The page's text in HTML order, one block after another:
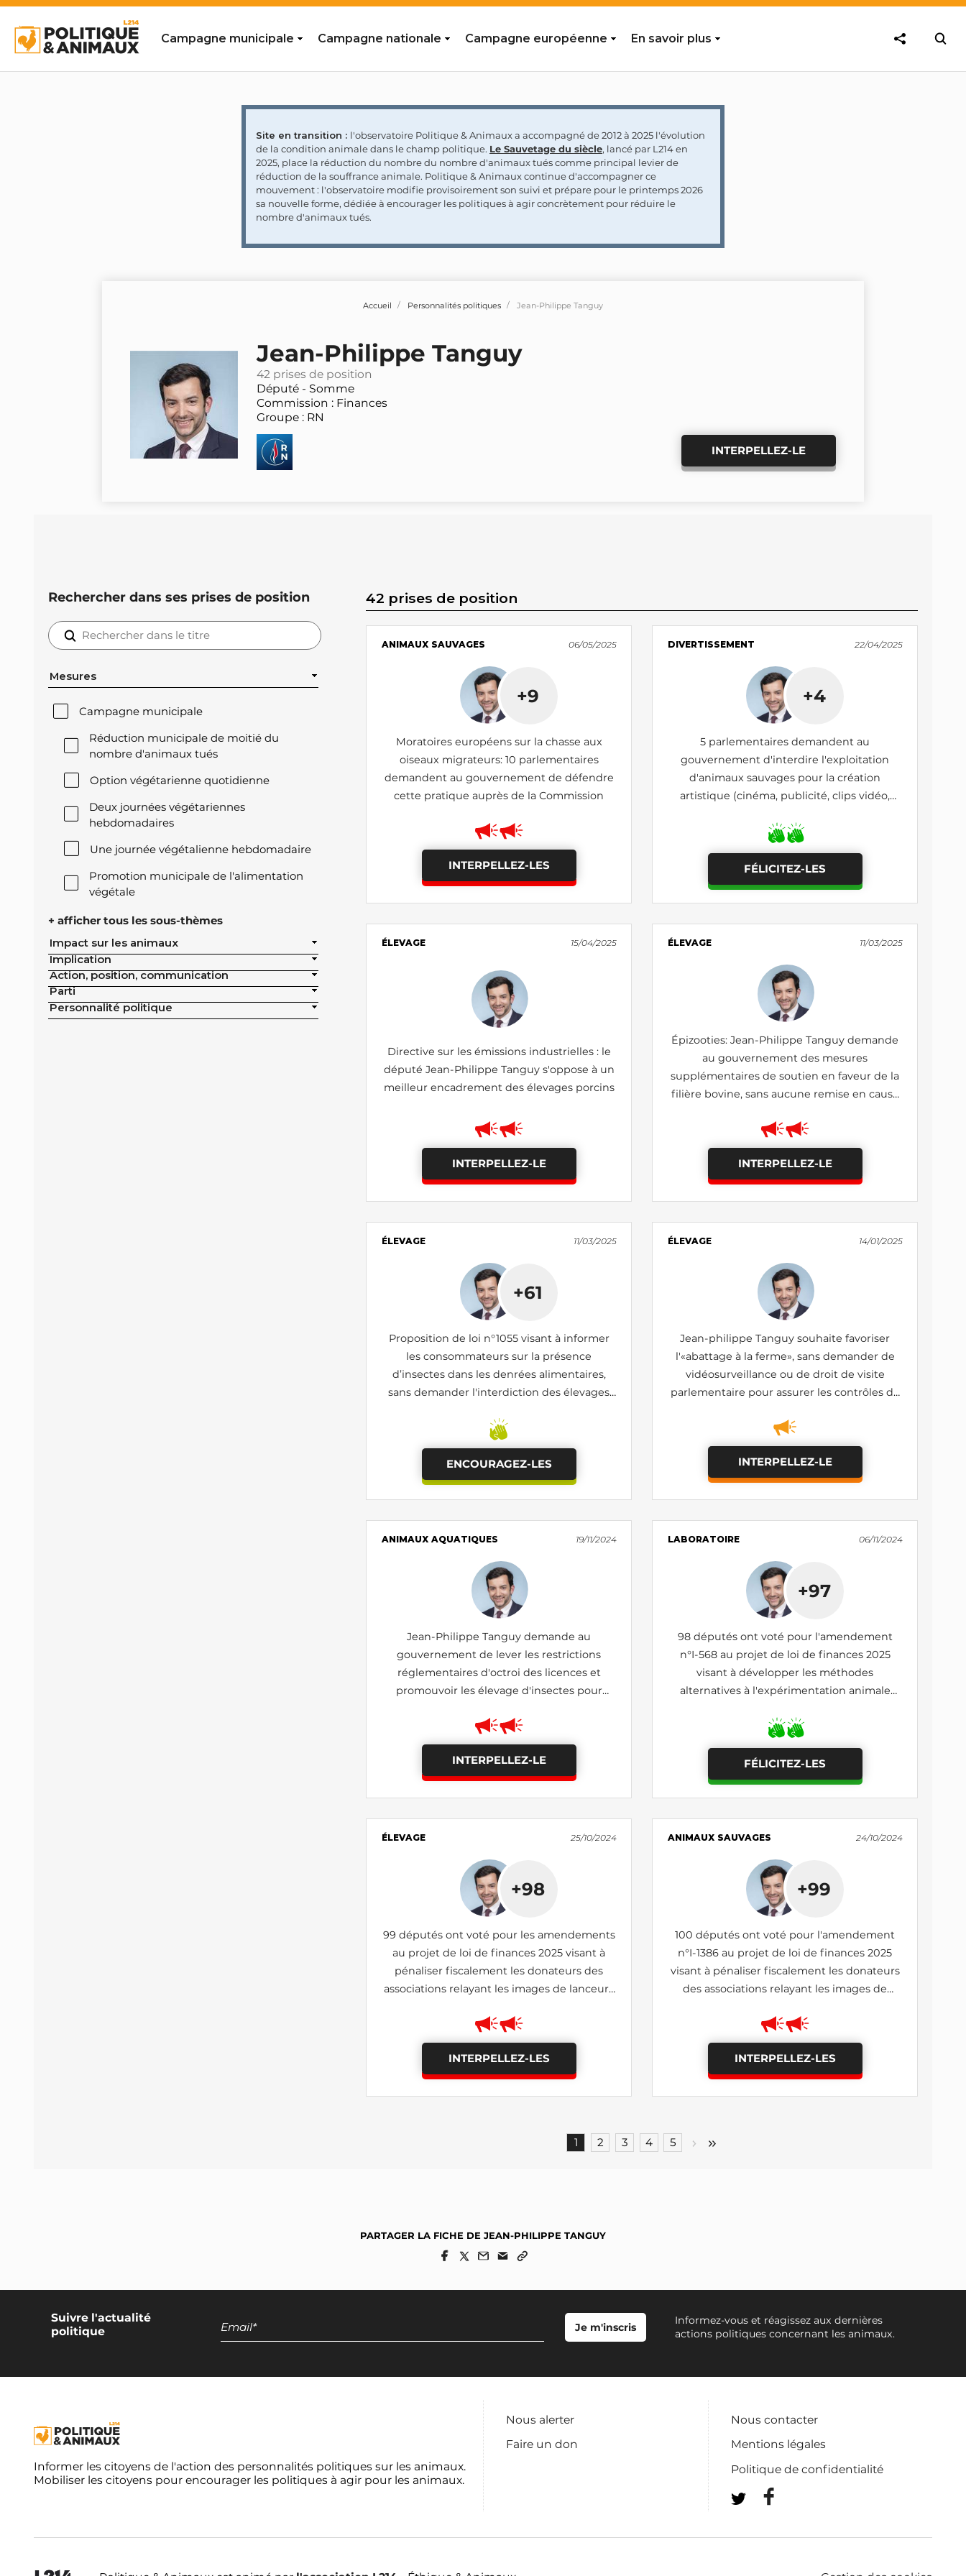
Campagne municipale Campagne nationale Campagne européenne En savoir plus
Site en transition : l'observatoire Politique & Animaux a accompagné de 2012 à 2025 l'évolution
de la condition animale dans le champ politique. Le Sauvetage du siècle, lancé par L214 en
2025, place la réduction du nombre du nombre d'animaux tués comme principal levier de
réduction de la souffrance animale. Politique & Animaux continue d'accompagner ce
mouvement : l'observatoire modifie provisoirement son suivi et prépare pour le printemps 2026
sa nouvelle forme, dédiée à encourager les politiques à agir concrètement pour réduire le
nombre d'animaux tués.
Accueil Personnalités politiques Jean-Philippe Tanguy
Jean-Philippe Tanguy
42 prises de position
Député - Somme
Commission : Finances
Groupe : RN
INTERPELLEZ-LE
Rechercher dans ses prises de position
Mesures
Campagne municipale
Réduction municipale de moitié du
nombre d'animaux tués
Option végétarienne quotidienne
Deux journées végétariennes
hebdomadaires
Une journée végétalienne hebdomadaire
Promotion municipale de l'alimentation
végétale
Offre végétale lors des réceptions
Exclusion de l'élevage intensif des achats
publics de la ville
Exclusion de la pisciculture des achats
publics de la ville
+ afficher tous les sous-thèmes
Impact sur les animaux
Implication
Action, position, communication
Parti
Personnalité politique
42 prises de position
ANIMAUX SAUVAGES 06/05/2025
+9
Moratoires européens sur la chasse aux
oiseaux migrateurs: 10 parlementaires
demandent au gouvernement de défendre
cette pratique auprès de la Commission
INTERPELLEZ-LES
DIVERTISSEMENT 22/04/2025
+4
5 parlementaires demandent au
gouvernement d'interdire l'exploitation
d'animaux sauvages pour la création
artistique (cinéma, publicité, clips vidéo,
FÉLICITEZ-LES
ÉLEVAGE 15/04/2025
Directive sur les émissions industrielles : le
député Jean-Philippe Tanguy s'oppose à un
meilleur encadrement des élevages porcins
INTERPELLEZ-LE
ÉLEVAGE 11/03/2025
Épizooties: Jean-Philippe Tanguy demande
au gouvernement des mesures
supplémentaires de soutien en faveur de la
filière bovine, sans aucune remise en cause
INTERPELLEZ-LE
ÉLEVAGE 11/03/2025
+61
Proposition de loi n°1055 visant à informer
les consommateurs sur la présence
d’insectes dans les denrées alimentaires,
sans demander l'interdiction des élevages
ENCOURAGEZ-LES
ÉLEVAGE 14/01/2025
Jean-philippe Tanguy souhaite favoriser
l'«abattage à la ferme», sans demander de
vidéosurveillance ou de droit de visite
parlementaire pour assurer les contrôles de
INTERPELLEZ-LE
ANIMAUX AQUATIQUES 19/11/2024
Jean-Philippe Tanguy demande au
gouvernement de lever les restrictions
réglementaires d'octroi des licences et
promouvoir les élevage d'insectes pour
INTERPELLEZ-LE
LABORATOIRE 06/11/2024
+97
98 députés ont voté pour l'amendement
n°I-568 au projet de loi de finances 2025
visant à développer les méthodes
alternatives à l'expérimentation animale
recherche (adopté)
FÉLICITEZ-LES
ÉLEVAGE 25/10/2024
+98
99 députés ont voté pour les amendements
au projet de loi de finances 2025 visant à
pénaliser fiscalement les donateurs des
associations relayant les images de lanceurs
INTERPELLEZ-LES
ANIMAUX SAUVAGES 24/10/2024
+99
100 députés ont voté pour l'amendement
n°I-1386 au projet de loi de finances 2025
visant à pénaliser fiscalement les donateurs
des associations relayant les images de
INTERPELLEZ-LES
1 2 3 4 5
PARTAGER LA FICHE DE JEAN-PHILIPPE TANGUY
Suivre l'actualité
politique
Informez-vous et réagissez aux dernières
actions politiques concernant les animaux.
Informer les citoyens de l'action des personnalités politiques sur les animaux.
Mobiliser les citoyens pour encourager les politiques à agir pour les animaux.
Nous alerter
Faire un don
Nous contacter
Mentions légales
Politique de confidentialité